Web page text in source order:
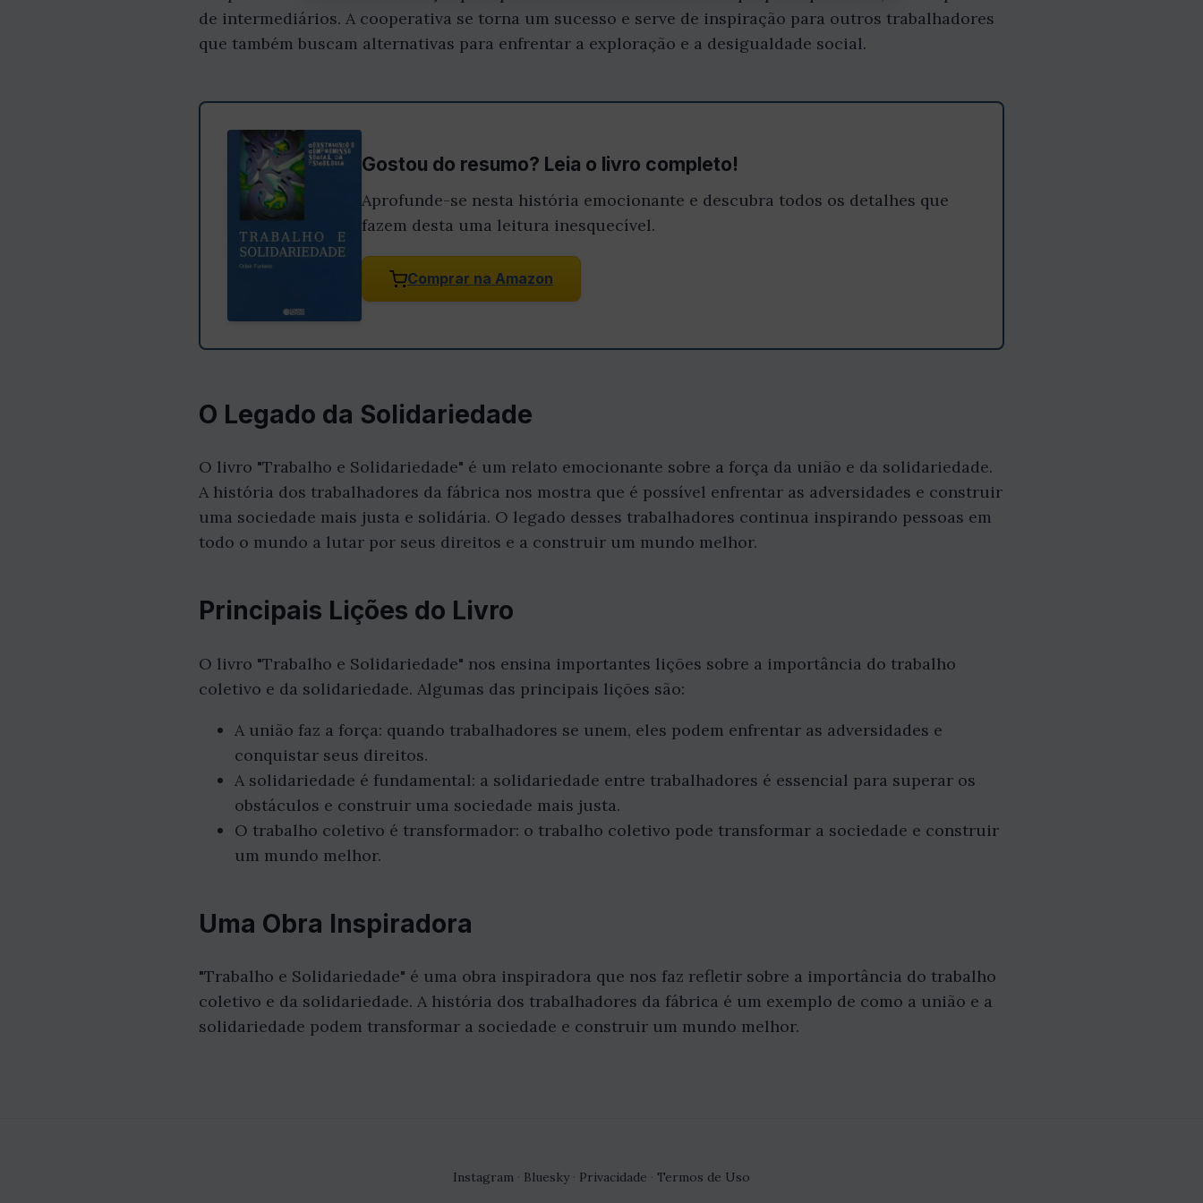
de intermediários. A cooperativa se torna um sucesso e serve de inspiração para outros trabalhadores
que também buscam alternativas para enfrentar a exploração e a desigualdade social.
Gostou do resumo? Leia o livro completo!
Aprofunde-se nesta história emocionante e descubra todos os detalhes que
fazem desta uma leitura inesquecível.
Comprar na Amazon
O Legado da Solidariedade
O livro "Trabalho e Solidariedade" é um relato emocionante sobre a força da união e da solidariedade.
A história dos trabalhadores da fábrica nos mostra que é possível enfrentar as adversidades e construir
uma sociedade mais justa e solidária. O legado desses trabalhadores continua inspirando pessoas em
todo o mundo a lutar por seus direitos e a construir um mundo melhor.
Principais Lições do Livro
O livro "Trabalho e Solidariedade" nos ensina importantes lições sobre a importância do trabalho
coletivo e da solidariedade. Algumas das principais lições são:
A união faz a força: quando trabalhadores se unem, eles podem enfrentar as adversidades e
conquistar seus direitos.
A solidariedade é fundamental: a solidariedade entre trabalhadores é essencial para superar os
obstáculos e construir uma sociedade mais justa.
O trabalho coletivo é transformador: o trabalho coletivo pode transformar a sociedade e construir
um mundo melhor.
Uma Obra Inspiradora
"Trabalho e Solidariedade" é uma obra inspiradora que nos faz refletir sobre a importância do trabalho
coletivo e da solidariedade. A história dos trabalhadores da fábrica é um exemplo de como a união e a
solidariedade podem transformar a sociedade e construir um mundo melhor.
Instagram · Bluesky· Privacidade · Termos de Uso